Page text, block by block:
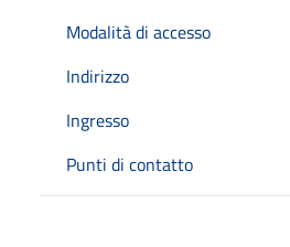
Modalità di accesso
Indirizzo
Ingresso
Punti di contatto